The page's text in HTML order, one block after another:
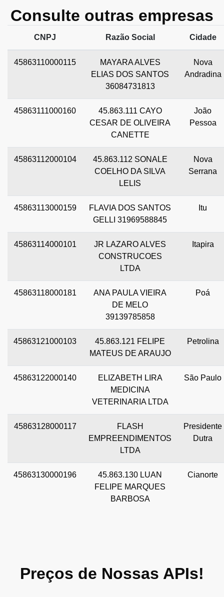
Consulte outras empresas
CNPJ Razão Social Cidade
45863110000115
MAYARA ALVES
ELIAS DOS SANTOS
36084731813
Nova
Andradina
45863111000160
45.863.111 CAYO
CESAR DE OLIVEIRA
CANETTE
João
Pessoa
45863112000104
45.863.112 SONALE
COELHO DA SILVA
LELIS
Nova
Serrana
45863113000159
FLAVIA DOS SANTOS
GELLI 31969588845
Itu
45863114000101
JR LAZARO ALVES
CONSTRUCOES
LTDA
Itapira
45863118000181
ANA PAULA VIEIRA
DE MELO
39139785858
Poá
45863121000103
45.863.121 FELIPE
MATEUS DE ARAUJO
Petrolina
45863122000140
ELIZABETH LIRA
MEDICINA
VETERINARIA LTDA
São Paulo
45863128000117
FLASH
EMPREENDIMENTOS
LTDA
Presidente
Dutra
45863130000196
45.863.130 LUAN
FELIPE MARQUES
BARBOSA
Cianorte
Preços de Nossas APIs!